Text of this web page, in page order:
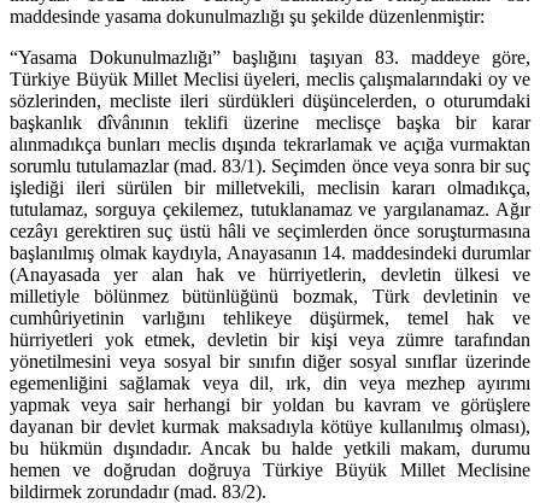
maddesinde yasama dokunulmazlığı şu şekilde düzenlenmiştir:
“Yasama Dokunulmazlığı” başlığını taşıyan 83. maddeye göre,
Türkiye Büyük Millet Meclisi üyeleri, meclis çalışmalarındaki oy ve
sözlerinden, mecliste ileri sürdükleri düşüncelerden, o oturumdaki
başkanlık dîvânının teklifi üzerine meclisçe başka bir karar
alınmadıkça bunları meclis dışında tekrarlamak ve açığa vurmaktan
sorumlu tutulamazlar (mad. 83/1). Seçimden önce veya sonra bir suç
işlediği ileri sürülen bir milletvekili, meclisin kararı olmadıkça,
tutulamaz, sorguya çekilemez, tutuklanamaz ve yargılanamaz. Ağır
cezâyı gerektiren suç üstü hâli ve seçimlerden önce soruşturmasına
başlanılmış olmak kaydıyla, Anayasanın 14. maddesindeki durumlar
(Anayasada yer alan hak ve hürriyetlerin, devletin ülkesi ve
milletiyle bölünmez bütünlüğünü bozmak, Türk devletinin ve
cumhûriyetinin varlığını tehlikeye düşürmek, temel hak ve
hürriyetleri yok etmek, devletin bir kişi veya zümre tarafından
yönetilmesini veya sosyal bir sınıfın diğer sosyal sınıflar üzerinde
egemenliğini sağlamak veya dil, ırk, din veya mezhep ayırımı
yapmak veya sair herhangi bir yoldan bu kavram ve görüşlere
dayanan bir devlet kurmak maksadıyla kötüye kullanılmış olması),
bu hükmün dışındadır. Ancak bu halde yetkili makam, durumu
hemen ve doğrudan doğruya Türkiye Büyük Millet Meclisine
bildirmek zorundadır (mad. 83/2).